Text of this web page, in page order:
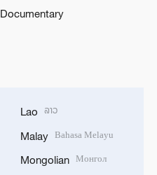
Documentary
Lao ລາວ
Malay Bahasa Melayu
Mongolian Монгол